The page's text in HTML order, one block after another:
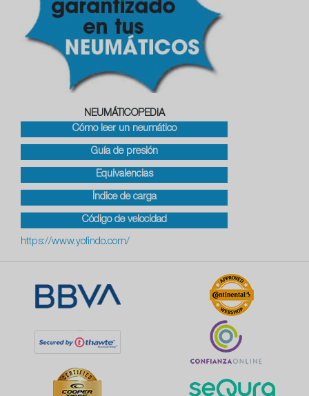
NEUMÁTICOPEDIA
Cómo leer un neumático
Guía de presión
Equivalencias
Índice de carga
Código de velocidad
https://www.yofindo.com/